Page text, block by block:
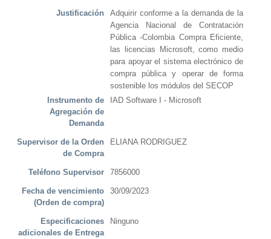
Justificación
Adquirir conforme a la demanda de la
Agencia Nacional de Contratación
Pública -Colombia Compra Eficiente,
las licencias Microsoft, como medio
para apoyar el sistema electrónico de
compra pública y operar de forma
sostenible los módulos del SECOP
Instrumento de
Agregación de
Demanda
IAD Software I - Microsoft
Supervisor de la Orden
de Compra
ELIANA RODRIGUEZ
Teléfono Supervisor 7856000
Fecha de vencimiento
(Orden de compra)
30/09/2023
Especificaciones
adicionales de Entrega
Ninguno